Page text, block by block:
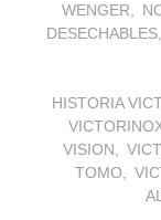
WENGER
DESECHABLES
HISTORIA
VISION
TOMO